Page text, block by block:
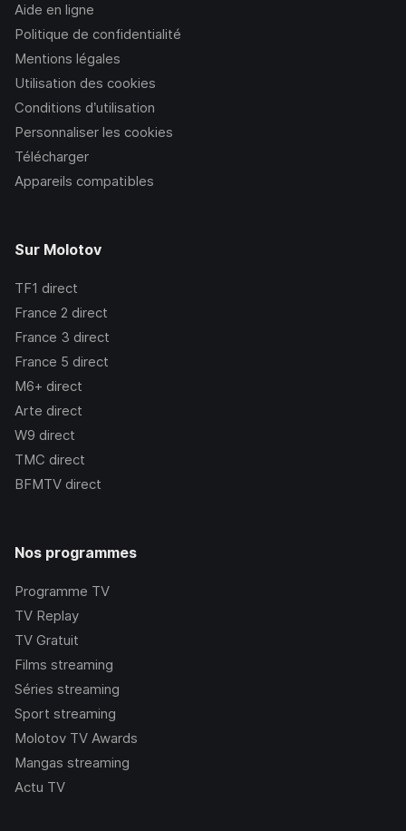
Aide en ligne
Politique de confidentialité
Mentions légales
Utilisation des cookies
Conditions d’utilisation
Personnaliser les cookies
Télécharger
Appareils compatibles
Sur Molotov
TF1 direct
France 2 direct
France 3 direct
France 5 direct
M6+ direct
Arte direct
W9 direct
TMC direct
BFMTV direct
Nos programmes
Programme TV
TV Replay
TV Gratuit
Films streaming
Séries streaming
Sport streaming
Molotov TV Awards
Mangas streaming
Actu TV